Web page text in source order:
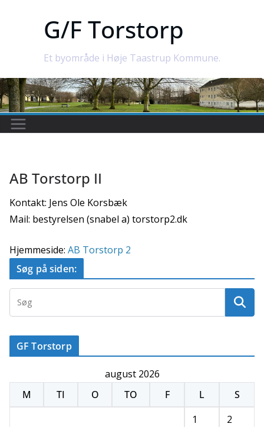
G/F Torstorp
Et byområde i Høje Taastrup Kommune.
AB Torstorp II
Kontakt: Jens Ole Korsbæk
Mail: bestyrelsen (snabel a) torstorp2.dk
Hjemmeside: AB Torstorp 2
Søg på siden:
GF Torstorp
august 2026
M
TI O TO F L
S
1
2